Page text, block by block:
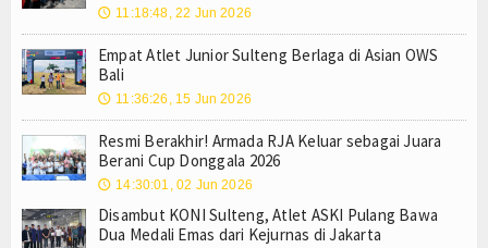
🕔 11:18:48, 22 Jun 2026
Empat Atlet Junior Sulteng Berlaga di Asian OWS
Bali
🕔 11:36:26, 15 Jun 2026
Resmi Berakhir! Armada RJA Keluar sebagai Juara
Berani Cup Donggala 2026
🕔 14:30:01, 02 Jun 2026
Disambut KONI Sulteng, Atlet ASKI Pulang Bawa
Dua Medali Emas dari Kejurnas di Jakarta